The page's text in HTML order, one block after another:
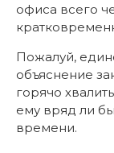
офиса всего
Пожалуй,
объяснение
горячо
ему вряд ли
времени.